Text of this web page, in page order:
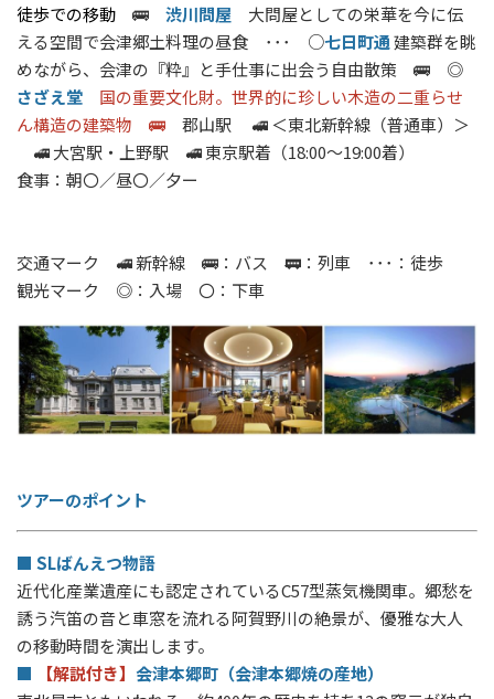
徒歩での移動 🚌 渋川問屋 大問屋としての栄華を今に伝
える空間で会津郷土料理の昼食 ･･･ ○七日町通建築群を眺
めながら、会津の『粋』と手仕事に出会う自由散策 🚌 ◎
さざえ堂 国の重要文化財。世界的に珍しい木造の二重らせ
ん構造の建築物 🚌 郡山駅
🚅 ＜東北新幹線（普通車）＞
🚅 大宮駅・上野駅 🚅 東京駅着（18:00～19:00着）
食事：朝〇／昼〇／夕ー
交通マーク 🚅 新幹線 🚌：バス 🚃：列車 ･･･：徒歩
観光マーク ◎：入場 〇：下車
ツアーのポイント
■ SLばんえつ物語
近代化産業遺産にも認定されているC57型蒸気機関車。郷愁を
誘う汽笛の音と車窓を流れる阿賀野川の絶景が、優雅な大人
の移動時間を演出します。
■
【解説付き】 会津本郷町（会津本郷焼の産地）